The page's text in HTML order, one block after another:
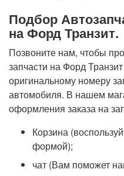
Подбор
на Форд Транзит.
Позвоните нам, чтобы
запчасти на Форд
оригинальному номеру
автомобиля. В нашем
оформления заказа на
Корзина
формой);
чат (Вам поможет